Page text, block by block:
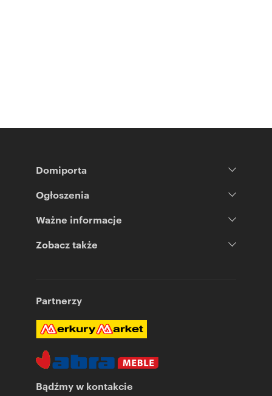
Domiporta
Ogłoszenia
Ważne informacje
Zobacz także
Partnerzy
Bądźmy w kontakcie